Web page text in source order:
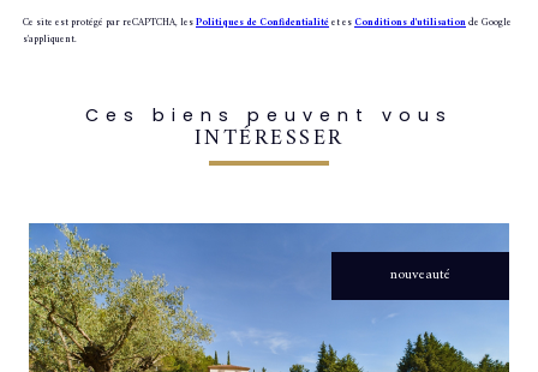
Ce site est protégé par reCAPTCHA, lesPolitiques de Confidentialitéet esConditions d'utilisationde Google
s'appliquent.
Ces biens peuvent vous
INTÉRESSER
nouveauté